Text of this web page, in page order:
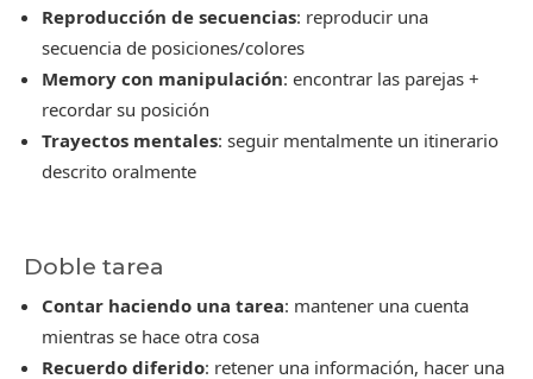
Reproducción de secuencias: reproducir una
secuencia de posiciones/colores
Memory con manipulación: encontrar las parejas +
recordar su posición
Trayectos mentales: seguir mentalmente un itinerario
descrito oralmente
Doble tarea
Contar haciendo una tarea: mantener una cuenta
mientras se hace otra cosa
Recuerdo diferido: retener una información, hacer una